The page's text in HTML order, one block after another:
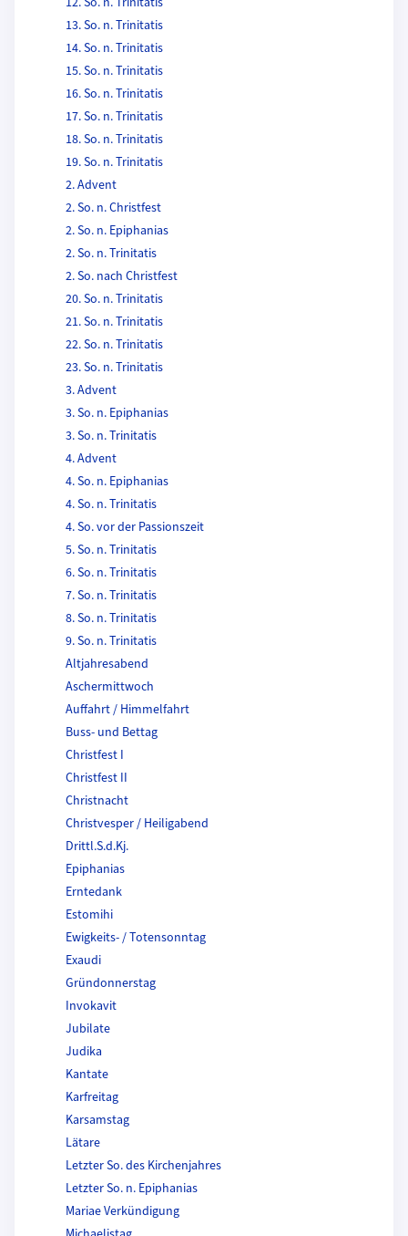
13. So. n. Trinitatis
14. So. n. Trinitatis
15. So. n. Trinitatis
16. So. n. Trinitatis
17. So. n. Trinitatis
18. So. n. Trinitatis
19. So. n. Trinitatis
2. Advent
2. So. n. Christfest
2. So. n. Epiphanias
2. So. n. Trinitatis
2. So. nach Christfest
20. So. n. Trinitatis
21. So. n. Trinitatis
22. So. n. Trinitatis
23. So. n. Trinitatis
3. Advent
3. So. n. Epiphanias
3. So. n. Trinitatis
4. Advent
4. So. n. Epiphanias
4. So. n. Trinitatis
4. So. vor der Passionszeit
5. So. n. Trinitatis
6. So. n. Trinitatis
7. So. n. Trinitatis
8. So. n. Trinitatis
9. So. n. Trinitatis
Altjahresabend
Aschermittwoch
Auffahrt / Himmelfahrt
Buss- und Bettag
Christfest I
Christfest II
Christnacht
Christvesper / Heiligabend
Drittl.S.d.Kj.
Epiphanias
Erntedank
Estomihi
Ewigkeits- / Totensonntag
Exaudi
Gründonnerstag
Invokavit
Jubilate
Judika
Kantate
Karfreitag
Karsamstag
Lätare
Letzter So. des Kirchenjahres
Letzter So. n. Epiphanias
Mariae Verkündigung